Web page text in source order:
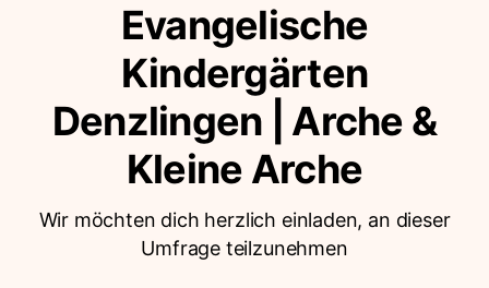
Evangelische
Kindergärten
Denzlingen | Arche &
Kleine Arche
Wir möchten dich herzlich einladen, an dieser
Umfrage teilzunehmen